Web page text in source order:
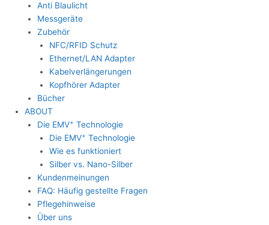
Anti Blaulicht
Messgeräte
Zubehör
NFC/RFID Schutz
Ethernet/LAN Adapter
Kabelverlängerungen
Kopfhörer Adapter
Bücher
ABOUT
Die EMV+ Technologie
Die EMV+ Technologie
Wie es funktioniert
Silber vs. Nano-Silber
Kundenmeinungen
FAQ: Häufig gestellte Fragen
Pflegehinweise
Über uns